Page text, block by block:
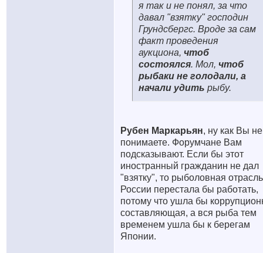
я так и не понял, за что
давал "взятку" господин
Грундсбергс. Вроде за сам
факт проведения
аукциона, чтоб
состоялся. Мол, чтоб
рыбаки не голодали, а
начали удить рыбу.
Рубен Маркарьян, ну как Вы не
понимаете. Форумчане Вам
подсказывают. Если бы этот
иностранный гражданин не дал
"взятку", то рыболовная
России перестала бы работать,
потому что ушла бы
составляющая, а вся рыба тем
временем ушла бы к берегам
Японии.